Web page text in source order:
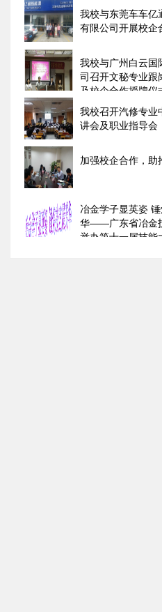
志愿者称号
我校与东莞车车亿
有限公司开展校企
我校与广州白云国
司召开文秘专业跟
及校企合作授牌仪
我校召开汽修专业
讲会及职业指导会
加强校企合作，助
冶金学子显英姿
华――广东省冶金
举办第十一届技能